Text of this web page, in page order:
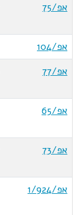
אפ/75
אפ/104
אפ/77
אפ/65
אפ/73
אפ/1/924